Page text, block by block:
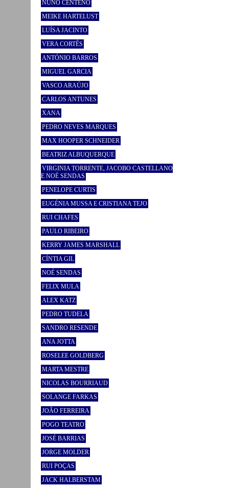
NUNO CENTENO
MEIKE HARTELUST
LUÍSA JACINTO
VERA CORTÊS
ANTÓNIO BARROS
MIGUEL GARCIA
VASCO ARAÚJO
CARLOS ANTUNES
XANA
PEDRO NEVES MARQUES
MAX HOOPER SCHNEIDER
BEATRIZ ALBUQUERQUE
VIRGINIA TORRENTE, JACOBO CASTELLANO
E NOÉ SENDAS
PENELOPE CURTIS
EUGÉNIA MUSSA E CRISTIANA TEJO
RUI CHAFES
PAULO RIBEIRO
KERRY JAMES MARSHALL
CÍNTIA GIL
NOÉ SENDAS
FELIX MULA
ALEX KATZ
PEDRO TUDELA
SANDRO RESENDE
ANA JOTTA
ROSELEE GOLDBERG
MARTA MESTRE
NICOLAS BOURRIAUD
SOLANGE FARKAS
JOÃO FERREIRA
POGO TEATRO
JOSÉ BARRIAS
JORGE MOLDER
RUI POÇAS
JACK HALBERSTAM